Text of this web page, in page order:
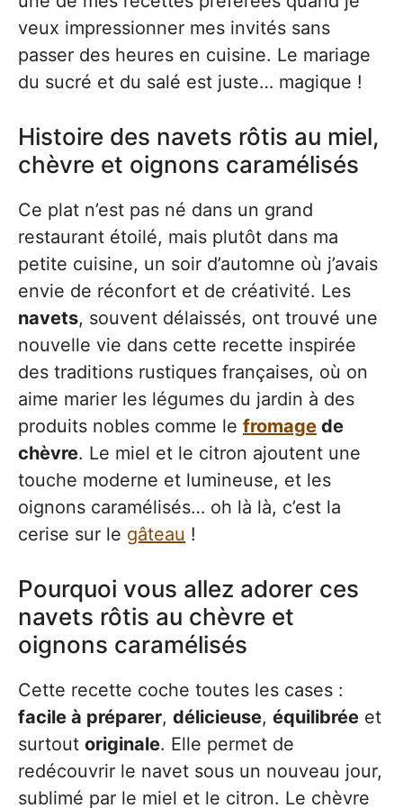
veux impressionner mes invités sans
passer des heures en cuisine. Le mariage
du sucré et du salé est juste… magique !
Histoire des navets rôtis au miel,
chèvre et oignons caramélisés
Ce plat n’est pas né dans un grand
restaurant étoilé, mais plutôt dans ma
petite cuisine, un soir d’automne où j’avais
envie de réconfort et de créativité. Les
navets, souvent délaissés, ont trouvé une
nouvelle vie dans cette recette inspirée
des traditions rustiques françaises, où on
aime marier les légumes du jardin à des
produits nobles comme le fromage de
chèvre. Le miel et le citron ajoutent une
touche moderne et lumineuse, et les
oignons caramélisés… oh là là, c’est la
cerise sur le gâteau !
Pourquoi vous allez adorer ces
navets rôtis au chèvre et
oignons caramélisés
Cette recette coche toutes les cases :
facile à préparer, délicieuse, équilibrée et
surtout originale. Elle permet de
redécouvrir le navet sous un nouveau jour,
sublimé par le miel et le citron. Le chèvre